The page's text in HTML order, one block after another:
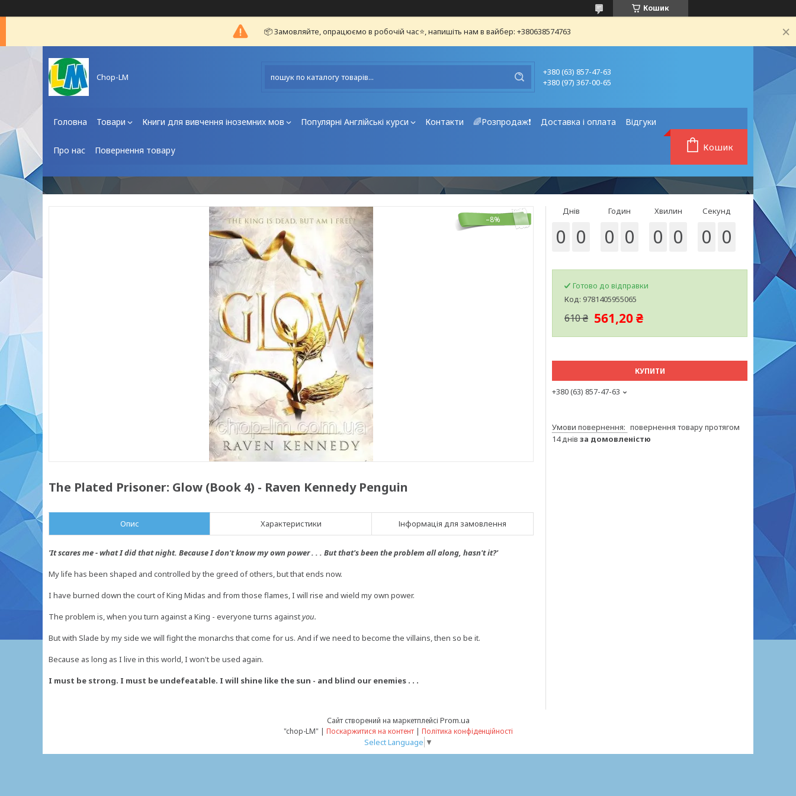
Кошик
📦 Замовляйте, опрацюємо в робочій час⭐, напишіть нам в вайбер: +380638574763
Chop-LM
+380 (63) 857-47-63
+380 (97) 367-00-65
Головна Товари Книги для вивчення іноземних мов Популярні Англійські курси Контакти 🌈Розпродаж❗ Доставка і оплата Відгуки
Про нас Повернення товару Кошик
–8%
The Plated Prisoner: Glow (Book 4) - Raven Kennedy Penguin
Опис Характеристики Інформація для замовлення
'It scares me - what I did that night. Because I don't know my own power . . . But that's been the problem all along, hasn't it?'
My life has been shaped and controlled by the greed of others, but that ends now.
I have burned down the court of King Midas and from those flames, I will rise and wield my own power.
The problem is, when you turn against a King - everyone turns againstyou.
But with Slade by my side we will fight the monarchs that come for us. And if we need to become the villains, then so be it.
Because as long as I live in this world, I won't be used again.
I must be strong. I must be undefeatable. I will shine like the sun - and blind our enemies . . .
Днів
0 0
Годин
0 0
Хвилин
0 0
Секунд
0 0
Готово до відправки
Код: 9781405955065
610 ₴ 561,20 ₴
КУПИТИ
+380 (63) 857-47-63
повернення товару протягом
14 днів за домовленістю
Сайт створений на маркетплейсі Prom.ua
"chop-LM" | Поскаржитися на контент | Політика конфіденційності
Select Language ▼